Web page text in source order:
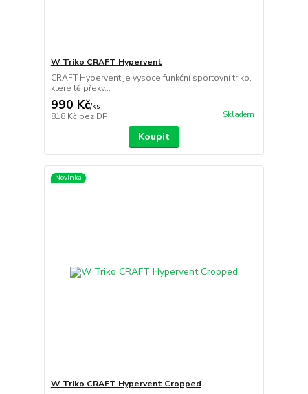
W Triko CRAFT Hypervent
CRAFT Hypervent je vysoce funkční sportovní triko,
které tě překv...
990 Kč/ks
818 Kč bez DPH Skladem
Koupit
Novinka
W Triko CRAFT Hypervent Cropped